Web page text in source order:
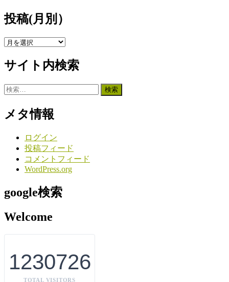
投稿(月別）
投
(月
別）
サイト内検索
検
メタ情報
ログイン
投稿フィード
コメントフィード
WordPress.org
google検索
Welcome
1230726
TOTAL VISITORS